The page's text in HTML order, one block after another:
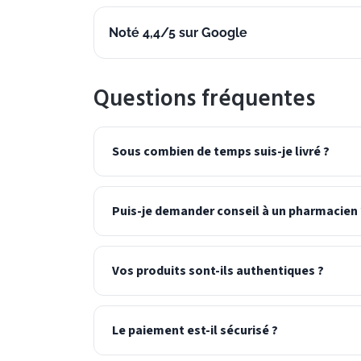
Noté 4,4/5 sur Google
Questions fréquentes
Sous combien de temps suis-je livré ?
Puis-je demander conseil à un pharmacien
Vos produits sont-ils authentiques ?
Le paiement est-il sécurisé ?